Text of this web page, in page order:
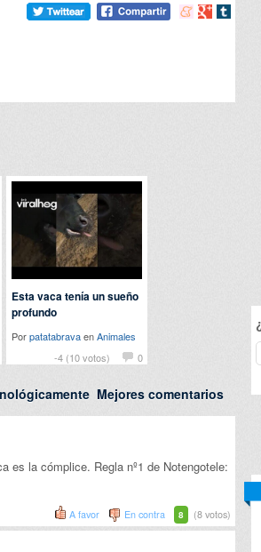
Compartir
Compartir
-4 (10 votos) 0
Esta vaca tenía un sueño
profundo
PorpatatabravaenAnimales
Mejores comentarios
es la cómplice. Regla nº1 de Notengotele:
A favor En contra 8 (8 votos)